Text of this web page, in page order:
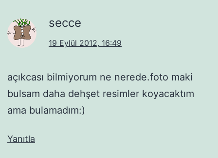
secce
19 Eylül 2012, 16:49
açıkcası bilmiyorum ne nerede.foto maki
bulsam daha dehşet resimler koyacaktım
ama bulamadım:)
Yanıtla